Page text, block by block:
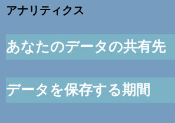
アナリティクス
あなたのデータの共有先
データを保存する期間